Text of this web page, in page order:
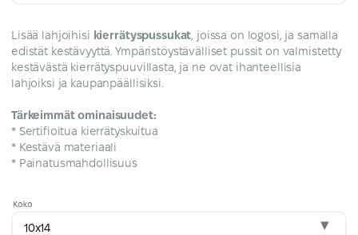
Lisää lahjoihisi kierrätyspussukat , joissa on logosi, ja samalla
edistät kestävyyttä. Ympäristöystävälliset pussit on valmistetty
kestävästä kierrätyspuuvillasta, ja ne ovat ihanteellisia
lahjoiksi ja kaupanpäällisiksi.
Tärkeimmät ominaisuudet:
* Sertifioitua kierrätyskuitua
* Kestävä materiaali
* Painatusmahdollisuus
10x14
Koko